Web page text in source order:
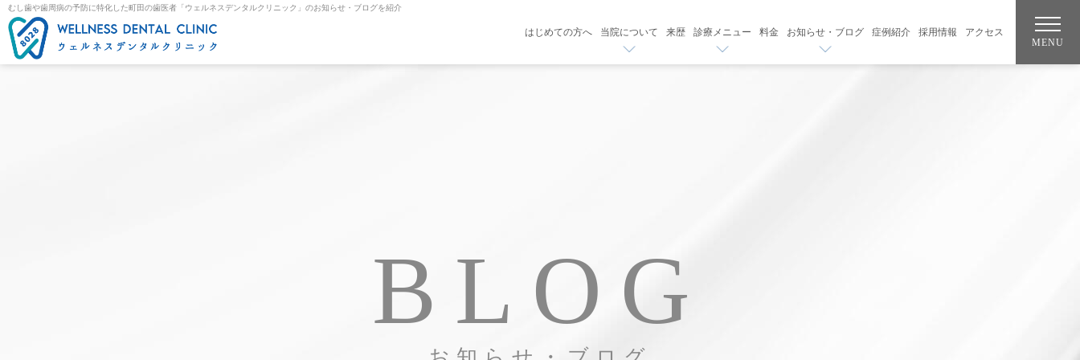
むし歯や歯周病の予防に特化した町田の歯医者「ウェルネスデンタルクリニック」のお知らせ・ブログを紹介
はじめての方へ 当院について 来歴 診療メニュー 料金 お知らせ・ブログ 症例紹介 採用情報
アクセス
MENU
BLOG